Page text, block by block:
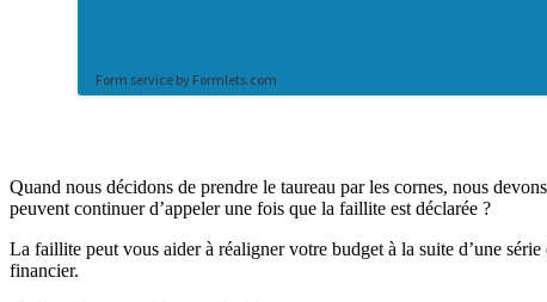
Quand nous décidons de prendre le taureau par les cornes, nous
peuvent continuer d’appeler une fois que la faillite est déclarée ?
La faillite peut vous aider à réaligner votre budget à la suite d’une
financier.